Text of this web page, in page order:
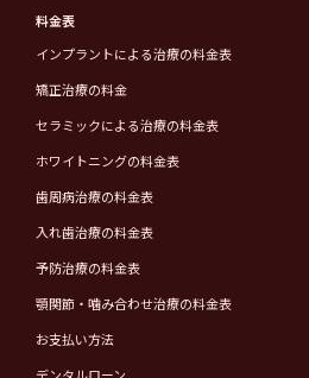
料金表
インプラントによる治療の料金表
矯正治療の料金
セラミックによる治療の料金表
ホワイトニングの料金表
歯周病治療の料金表
入れ歯治療の料金表
予防治療の料金表
顎関節・噛み合わせ治療の料金表
お支払い方法